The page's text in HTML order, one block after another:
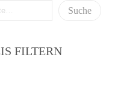
Suche
FILTERN